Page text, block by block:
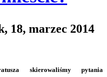
18, marzec 2014
skierowaliśmy pytania